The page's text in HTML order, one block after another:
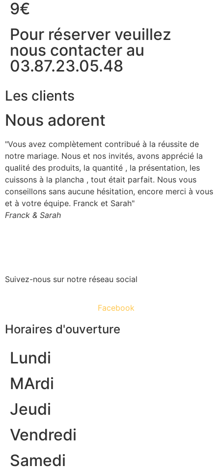
9€
Pour réserver veuillez
nous contacter au
03.87.23.05.48
Les clients
Nous adorent
"Vous avez complètement contribué à la réussite de
notre mariage. Nous et nos invités, avons apprécié la
qualité des produits, la quantité , la présentation, les
cuissons à la plancha , tout était parfait. Nous vous
conseillons sans aucune hésitation, encore merci à vous
et à votre équipe. Franck et Sarah"
Franck & Sarah
Suivez-nous sur notre réseau social
Facebook
Horaires d'ouverture
Lundi
MArdi
Jeudi
Vendredi
Samedi